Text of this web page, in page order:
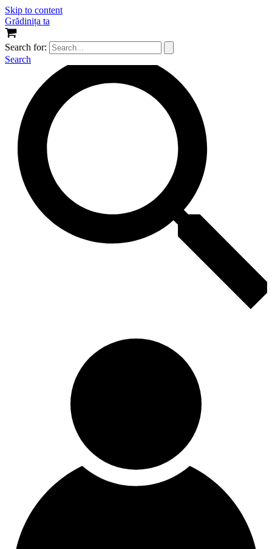
Skip to content
Grădinița ta
Search for:
Search